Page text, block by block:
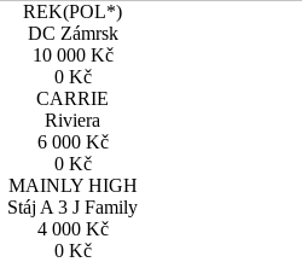
REK(POL*)
DC Zámrsk
10 000 Kč
0 Kč
CARRIE
Riviera
6 000 Kč
0 Kč
MAINLY HIGH
Stáj A 3 J Family
4 000 Kč
0 Kč